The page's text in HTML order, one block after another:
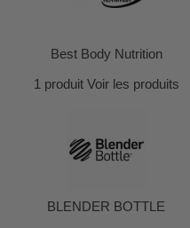
Best Body Nutrition
1 produit Voir les produits
BLENDER BOTTLE